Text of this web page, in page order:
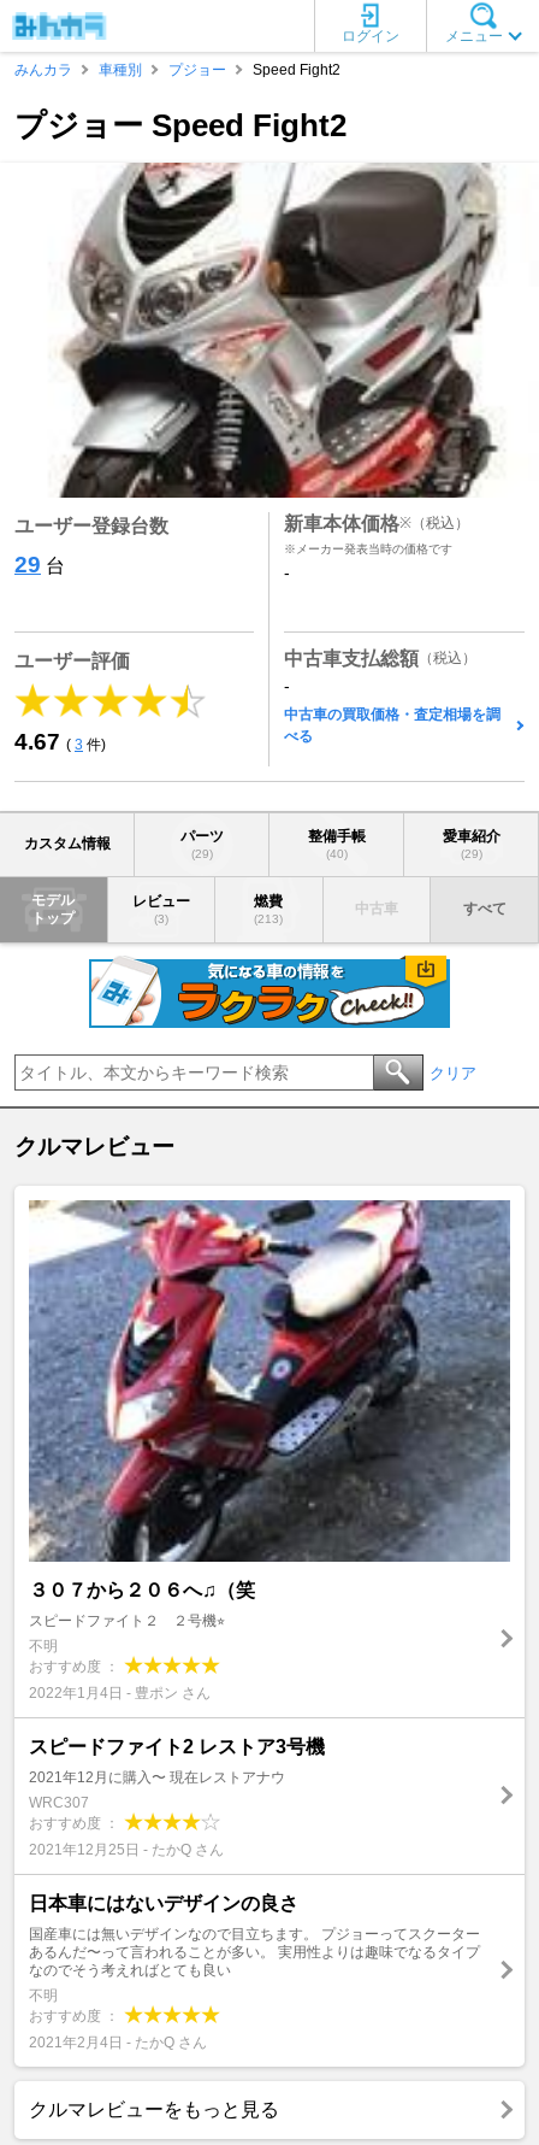
メニュー
ログイン
みんカラ
車種別 プジョー Speed Fight2
プジョー Speed Fight2
ユーザー登録台数
29 台
ユーザー評価
4.67 ( 3 件)
新車本体価格※ （税込）
※メーカー発表当時の価格です
-
中古車支払総額 （税込）
-
中古車の買取価格・査定相場を調
べる
カスタム情報 パーツ
(29)
整備手帳
(40)
愛車紹介
(29)
モデル
トップ
レビュー
(3)
燃費
(213)
中古車 すべて
クリア
クルマレビュー
３０７から２０６へ♫（笑
スピードファイト２ ２号機⭐︎
不明
おすすめ度 ：
2022年1月4日 - 豊ポン さん
スピードファイト2 レストア3号機
2021年12月に購入〜 現在レストアナウ
WRC307
おすすめ度 ：
2021年12月25日 - たかQ さん
日本車にはないデザインの良さ
国産車には無いデザインなので目立ちます。 プジョーってスクーター
あるんだ〜って言われることが多い。 実用性よりは趣味でなるタイプ
なのでそう考えればとても良い
不明
おすすめ度 ：
2021年2月4日 - たかQ さん
クルマレビューをもっと見る